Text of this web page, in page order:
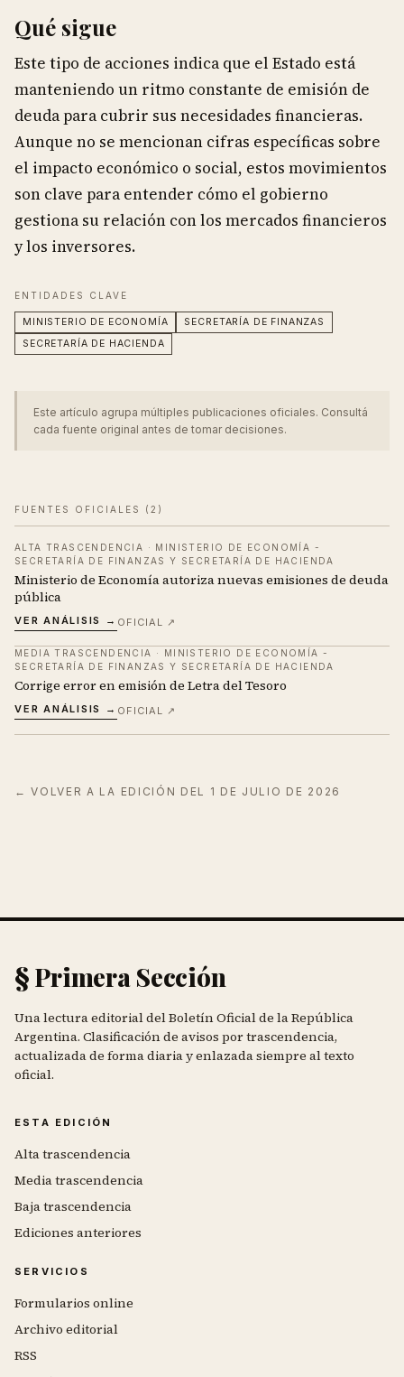
Qué sigue
Este tipo de acciones indica que el Estado está
manteniendo un ritmo constante de emisión de
deuda para cubrir sus necesidades financieras.
Aunque no se mencionan cifras específicas sobre
el impacto económico o social, estos movimientos
son clave para entender cómo el gobierno
gestiona su relación con los mercados financieros
y los inversores.
ENTIDADES CLAVE
MINISTERIO DE ECONOMÍA
SECRETARÍA DE FINANZAS
SECRETARÍA DE HACIENDA
Este artículo agrupa múltiples publicaciones oficiales. Consultá
cada fuente original antes de tomar decisiones.
FUENTES OFICIALES ( 2 )
ALTA TRASCENDENCIA · MINISTERIO DE ECONOMÍA -
SECRETARÍA DE FINANZAS Y SECRETARÍA DE HACIENDA
Ministerio de Economía autoriza nuevas emisiones de deuda
pública
VER ANÁLISIS → OFICIAL ↗
MEDIA TRASCENDENCIA · MINISTERIO DE ECONOMÍA -
SECRETARÍA DE FINANZAS Y SECRETARÍA DE HACIENDA
Corrige error en emisión de Letra del Tesoro
VER ANÁLISIS → OFICIAL ↗
← VOLVER A LA EDICIÓN DEL 1 DE JULIO DE 2026
§ Primera Sección
Una lectura editorial del Boletín Oficial de la República
Argentina. Clasificación de avisos por trascendencia,
actualizada de forma diaria y enlazada siempre al texto
oficial.
ESTA EDICIÓN
Alta trascendencia
Media trascendencia
Baja trascendencia
Ediciones anteriores
SERVICIOS
Formularios online
Archivo editorial
RSS